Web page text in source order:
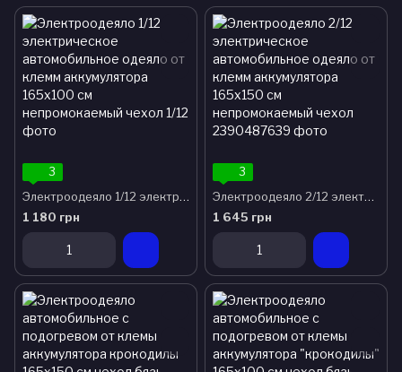
3
Электроодеяло 1/12 электрическое автомобильное одеяло от клемм аккумулятора 165х100 см непромокаемый чехол
1 180 грн
3
Электроодеяло 2/12 электрическое автомобильное одеяло от клемм аккумулятора 165х150 см непромокаемый чехол
1 645 грн